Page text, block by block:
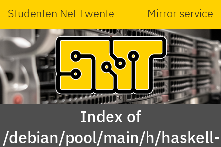
Studenten Net Twente Mirror service
Index of
/debian/pool/main/h/haskell-